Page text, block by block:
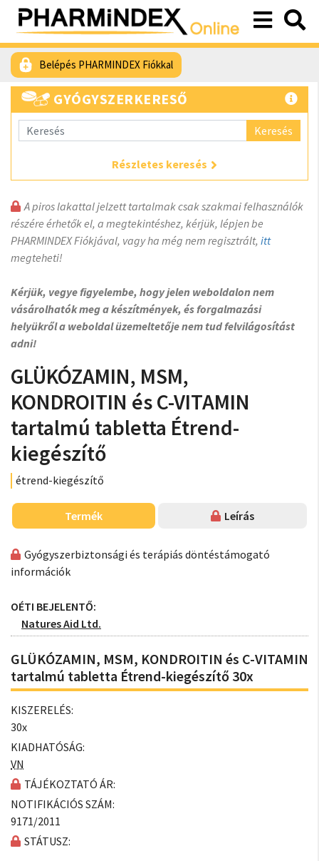
Belépés PHARMINDEX Fiókkal
GYÓGYSZERKERESŐ
Keresés
Részletes keresés
A piros lakattal jelzett tartalmak csak szakmai felhasználók
részére érhetők el, a megtekintéshez, kérjük, lépjen be
PHARMINDEX Fiókjával, vagy ha még nem regisztrált, itt
megteheti!
Kérjük, vegye figyelembe, hogy jelen weboldalon nem
vásárolhatók meg a készítmények, és forgalmazási
helyükről a weboldal üzemeltetője nem tud felvilágosítást
adni!
GLÜKÓZAMIN, MSM,
KONDROITIN és C-VITAMIN
tartalmú tabletta Étrend-
kiegészítő
étrend-kiegészítő
Termék Leírás
Gyógyszerbiztonsági és terápiás döntéstámogató
információk
OÉTI BEJELENTŐ:
Natures Aid Ltd.
GLÜKÓZAMIN, MSM, KONDROITIN és C-VITAMIN
tartalmú tabletta Étrend-kiegészítő 30x
KISZERELÉS:
30x
KIADHATÓSÁG:
VN
TÁJÉKOZTATÓ ÁR:
NOTIFIKÁCIÓS SZÁM:
9171/2011
STÁTUSZ: